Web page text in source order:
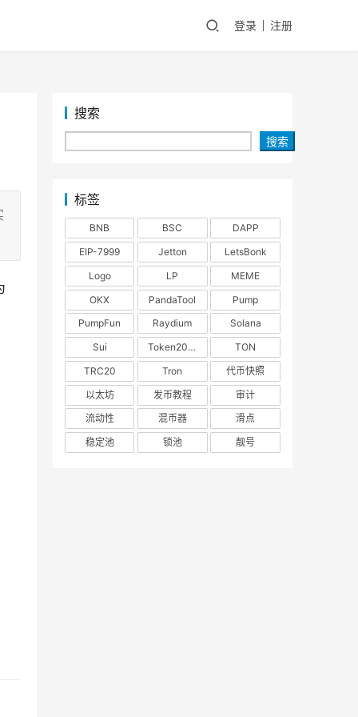
登录 注册
搜索
搜索
标签
BNB BSC
DAPP
EIP-7999
Jetton
LetsBonk
Logo
LP
MEME
OKX
PandaTool
Pump
PumpFun
Raydium
Solana
Sui
Token2022
TON
TRC20
Tron
代币快照
以太坊
发币教程
审计
流动性
混币器
滑点
稳定池
锁池 靓号